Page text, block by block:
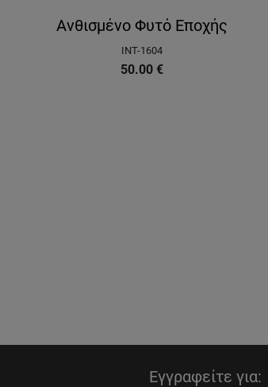
Ανθισμένο Φυτό Εποχής
INT-1604
50.00 €
Εγγραφείτε για: